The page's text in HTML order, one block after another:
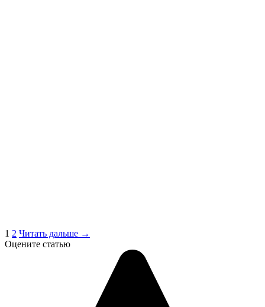
1 2 Читать дальше →
Оцените статью